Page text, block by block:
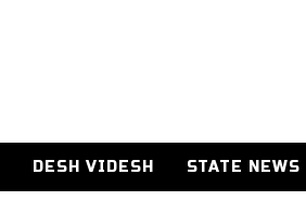
DESH VIDESH STATE NEWS